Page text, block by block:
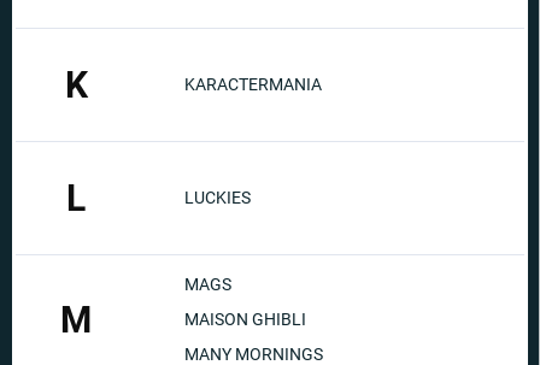
K KARACTERMANIA
L LUCKIES
M
MAGS
MAISON GHIBLI
MANY MORNINGS